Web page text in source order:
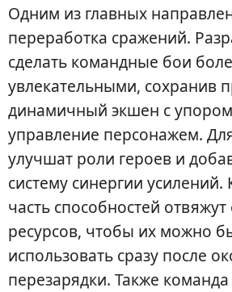
Одним из главных
переработка сражений.
сделать командные бои
увлекательными, сохранив
динамичный экшен с
управление персонажем.
улучшат роли героев и
систему синергии усилений.
часть способностей
ресурсов, чтобы их можно
использовать сразу после
перезарядки. Также